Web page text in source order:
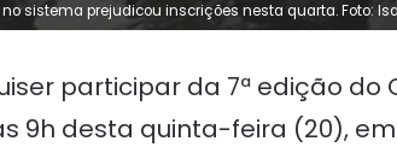
sistema prejudicou inscrições nesta quarta. Foto:
participar da 7ª edição
9h desta quinta-feira (20),